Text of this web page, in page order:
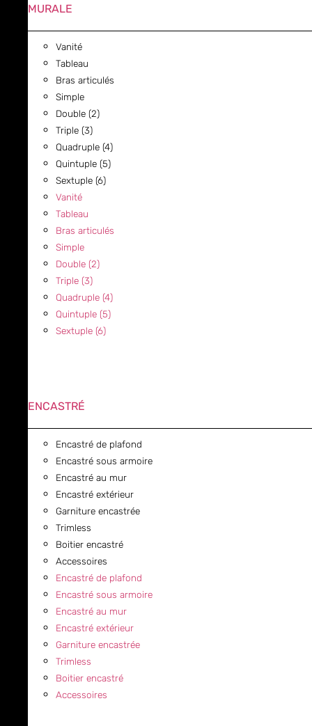
MURALE
Vanité
Tableau
Bras articulés
Simple
Double (2)
Triple (3)
Quadruple (4)
Quintuple (5)
Sextuple (6)
Vanité
Tableau
Bras articulés
Simple
Double (2)
Triple (3)
Quadruple (4)
Quintuple (5)
Sextuple (6)
ENCASTRÉ
Encastré de plafond
Encastré sous armoire
Encastré au mur
Encastré extérieur
Garniture encastrée
Trimless
Boitier encastré
Accessoires
Encastré de plafond
Encastré sous armoire
Encastré au mur
Encastré extérieur
Garniture encastrée
Trimless
Boitier encastré
Accessoires